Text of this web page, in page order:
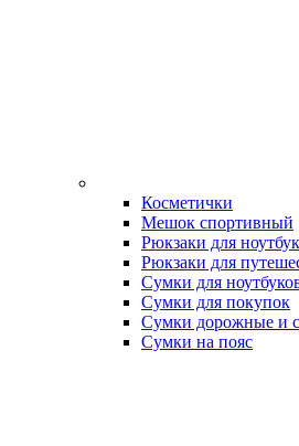
Косметички
Мешок спортивный
Рюкзаки для
Рюкзаки для
Сумки для
Сумки для покупок
Сумки дорожные и
Сумки на пояс